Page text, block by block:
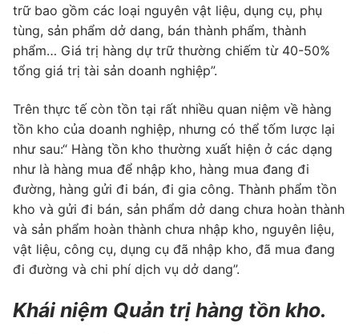
trữ bao gồm các loại nguyên vật liệu, dụng cụ, phụ
tùng, sản phẩm dở dang, bán thành phẩm, thành
phẩm… Giá trị hàng dự trữ thường chiếm từ 40-50%
tổng giá trị tài sản doanh nghiệp”.
Trên thực tế còn tồn tại rất nhiều quan niệm về hàng
tồn kho của doanh nghiệp, nhưng có thể tốm lược lại
như sau:“ Hàng tồn kho thường xuất hiện ở các dạng
như là hàng mua để nhập kho, hàng mua đang đi
đường, hàng gửi đi bán, đi gia công. Thành phẩm tồn
kho và gửi đi bán, sản phẩm dở dang chưa hoàn thành
và sản phẩm hoàn thành chưa nhập kho, nguyên liệu,
vật liệu, công cụ, dụng cụ đã nhập kho, đã mua đang
đi đường và chi phí dịch vụ dở dang”.
Khái niệm Quản trị hàng tồn kho.